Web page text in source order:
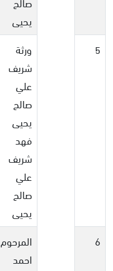
يحيى
5
ورثة
شريف
علي
صالح
يحيى
فهد
شريف
علي
صالح
يحيى
6
المرحوم
احمد